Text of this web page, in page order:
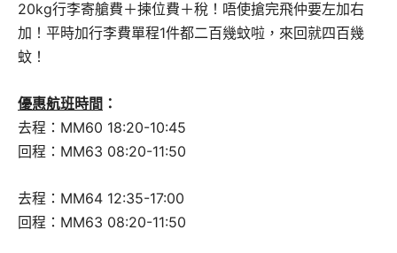
20kg行李寄艙費＋揀位費＋稅！唔使搶完飛仲要左加右
加！平時加行李費單程1件都二百幾蚊啦，來回就四百幾
蚊！
優惠航班時間 ：
去程：MM60 18:20-10:45
回程：MM63 08:20-11:50
去程：MM64 12:35-17:00
回程：MM63 08:20-11:50